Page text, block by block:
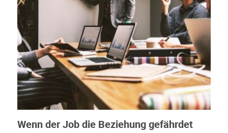
Wenn der Job die Beziehung gefährdet